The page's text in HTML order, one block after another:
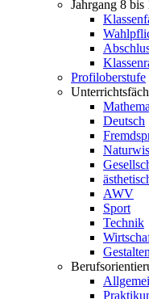
Jahrgang 8 bis
Profiloberstufe
Deutsch
AWV
Sport
Technik
Gestalten